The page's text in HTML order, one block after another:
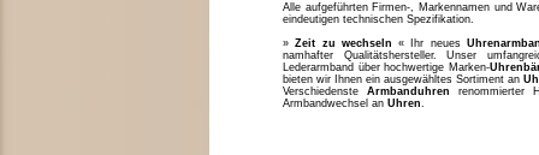
Alle aufgeführten Firmen-, Markennamen und
eindeutigen technischen Spezifikation.
»Zeit zu wechseln « Ihr neues
namhafter Qualitätshersteller. Unser
Lederarmband über hochwertige Marken-
bieten wir Ihnen ein ausgewähltes Sortiment an
Verschiedenste Armbanduhren renommierter
Armbandwechsel an Uhren.